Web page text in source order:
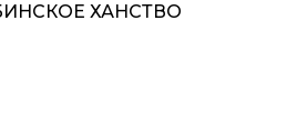
ХАНСТВО